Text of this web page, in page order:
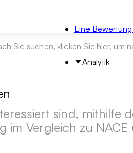
Eine
Analytik
Sie suchen, klicken Sie hier, um
sind, mithilfe
Vergleich zu NACE